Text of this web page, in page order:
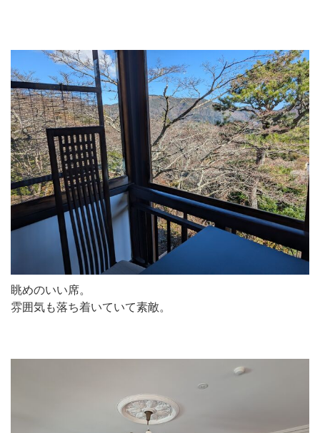
眺めのいい席。
雰囲気も落ち着いていて素敵。